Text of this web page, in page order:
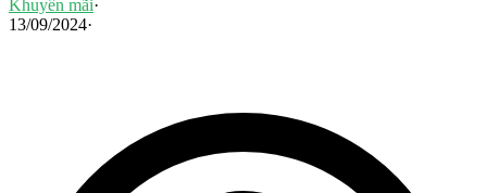
Khuyến mãi·
13/09/2024·